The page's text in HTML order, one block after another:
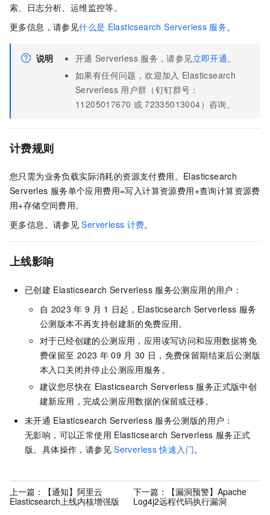
索、日志分析、运维监控等。
更多信息，请参见什么是 Elasticsearch Serverless 服务。
说明 开通 Serverless 服务，请参见立即开通。
如果有任何问题，欢迎加入 Elasticsearch
Serverless 用户群（钉钉群号：
11205017670 或 72335013004）咨询。
计费规则
您只需为业务负载实际消耗的资源支付费用。Elasticsearch
Serverles 服务单个应用费用=写入计算资源费用+查询计算资源费
用+存储空间费用。
更多信息。请参见 Serverless 计费。
上线影响
已创建 Elasticsearch Serverless 服务公测应用的用户：
自 2023 年 9 月 1 日起，Elasticsearch Serverless 服务
公测版本不再支持创建新的免费应用。
对于已经创建的公测应用，应用读写访问和应用数据将免
费保留至 2023 年 09 月 30 日，免费保留期结束后公测版
本入口关闭并停止公测应用服务。
建议您尽快在 Elasticsearch Serverless 服务正式版中创
建新应用，完成公测应用数据的保留或迁移。
未开通 Elasticsearch Serverless 服务公测版的用户：
无影响，可以正常使用 Elasticsearch Serverless 服务正式
版。具体操作，请参见 Serverless 快速入门。
上一篇：
【通知】阿里云
Elasticsearch上线内核增强版
下一篇：
【漏洞预警】Apache
Log4j2远程代码执行漏洞